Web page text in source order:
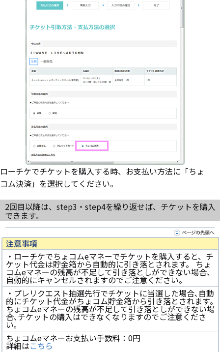
ローチケでチケットを購入する時、お支払い方法に「ちょ
コム決済」を選択してください。
2回目以降は、step3・step4を繰り返せば、チケットを購入
できます。
注意事項
・ローチケでちょコムeマネーでチケットを購入すると、チ
ケット代金は貯金箱から自動的に引き落とされます。 ちょ
コムeマネーの残高が不足して引き落としができない場合、
自動的にキャンセルされますのでご注意ください。
・プレリクエスト抽選先行でチケットに当選した場合､自動
的にチケット代金がちょコム貯金箱から引き落とされます｡
ちょコムeマネーの残高が不足して引き落としができない場
合､チケットの購入はできなくなりますのでご注意くださ
い｡
ちょコムeマネーお支払い手数料：0円
詳細はこちら